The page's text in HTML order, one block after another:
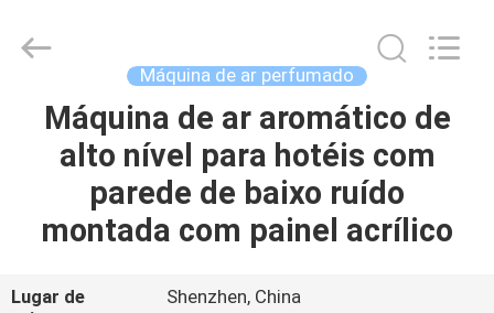
CASA
PRODUTOS
Online
Market.
Developed
Máquina de ar perfumado
Máquina de ar aromático de
alto nível para hotéis com
parede de baixo ruído
montada com painel acrílico
Lugar de
Shenzhen, China